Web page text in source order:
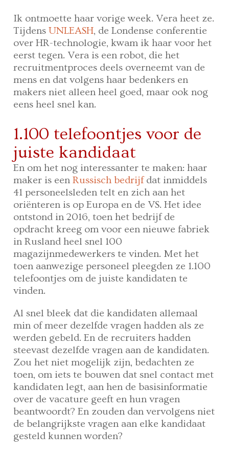
Ik ontmoette haar vorige week. Vera heet ze.
TijdensUNLEASH, de Londense conferentie
over HR-technologie, kwam ik haar voor het
eerst tegen. Vera is een robot, die het
recruitmentproces deels overneemt van de
mens en dat volgens haar bedenkers en
makers niet alleen heel goed, maar ook nog
eens heel snel kan.
1.100 telefoontjes voor de
juiste kandidaat
En om het nog interessanter te maken: haar
maker is eenRussisch bedrijfdat inmiddels
41 personeelsleden telt en zich aan het
oriënteren is op Europa en de VS. Het idee
ontstond in 2016, toen het bedrijf de
opdracht kreeg om voor een nieuwe fabriek
in Rusland heel snel 100
magazijnmedewerkers te vinden. Met het
toen aanwezige personeel pleegden ze 1.100
telefoontjes om de juiste kandidaten te
vinden.
Al snel bleek dat die kandidaten allemaal
min of meer dezelfde vragen hadden als ze
werden gebeld. En de recruiters hadden
steevast dezelfde vragen aan de kandidaten.
Zou het niet mogelijk zijn, bedachten ze
toen, om iets te bouwen dat snel contact met
kandidaten legt, aan hen de basisinformatie
over de vacature geeft en hun vragen
beantwoordt? En zouden dan vervolgens niet
de belangrijkste vragen aan elke kandidaat
gesteld kunnen worden?